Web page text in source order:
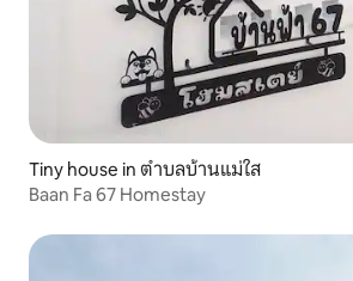
Tiny house in ตำบลบ้านแม่ใส
Baan Fa 67 Homestay